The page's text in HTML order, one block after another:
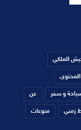
الملكي
المحتوى
و سفر عن
زمني منوعات